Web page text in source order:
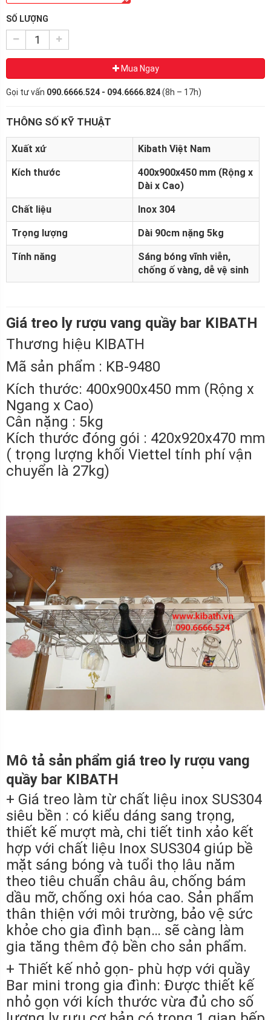
SỐ LƯỢNG
Mua Ngay
Gọi tư vấn 090.6666.524 - 094.6666.824(8h – 17h)
THÔNG SỐ KỸ THUẬT
Xuất xứ Kibath Việt Nam
Kích thước
400x900x450 mm (Rộng x
Dài x Cao)
Chất liệu Inox 304
Trọng lượng Dài 90cm nặng 5kg
Tính năng
Sáng bóng vĩnh viễn,
chống ố vàng, dễ vệ sinh
Giá treo ly rượu vang quầy bar KIBATH
Thương hiệu KIBATH
Mã sản phẩm : KB-9480
Kích thước: 400x900x450 mm (Rộng x
Ngang x Cao)
Cân nặng : 5kg
Kích thước đóng gói : 420x920x470 mm
( trọng lượng khối Viettel tính phí vận
chuyển là 27kg)
Mô tả sản phẩm giá treo ly rượu vang
quầy bar KIBATH
+ Giá treo làm từ chất liệu inox SUS304
siêu bền : có kiểu dáng sang trọng,
thiết kế mượt mà, chi tiết tinh xảo kết
hợp với chất liệu Inox SUS304 giúp bề
mặt sáng bóng và tuổi thọ lâu năm
theo tiêu chuẩn châu âu, chống bám
dầu mỡ, chống oxi hóa cao. Sản phẩm
thân thiện với môi trường, bảo vệ sức
khỏe cho gia đình bạn… sẽ càng làm
gia tăng thêm độ bền cho sản phẩm.
+ Thiết kế nhỏ gọn- phù hợp với quầy
Bar mini trong gia đình: Được thiết kế
nhỏ gọn với kích thước vừa đủ cho số